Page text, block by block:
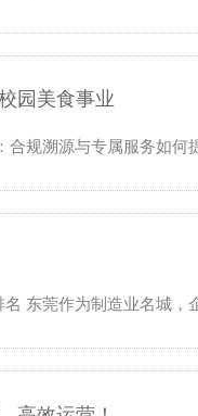
园美食事业
合规溯源与专属服务如何
东莞作为制造业名城，